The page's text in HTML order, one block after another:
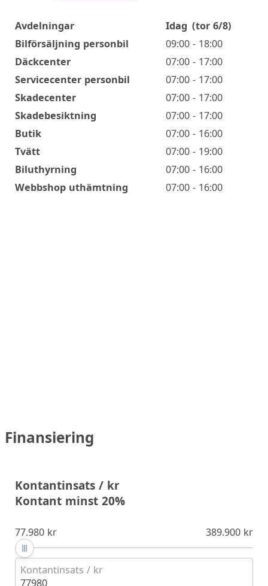
Öppettider
Avdelningar Idag (tor 6/8)
Bilförsäljning personbil
09:00 - 18:00
Däckcenter
07:00 - 17:00
Servicecenter personbil
07:00 - 17:00
Skadecenter
07:00 - 17:00
Skadebesiktning
07:00 - 17:00
Butik
07:00 - 16:00
Tvätt
07:00 - 19:00
Biluthyrning
07:00 - 16:00
Webbshop uthämtning
07:00 - 16:00
Finansiering
Kontantinsats / kr
Kontant minst 20%
77.980 kr 389.900 kr
Kontantinsats / kr
77980